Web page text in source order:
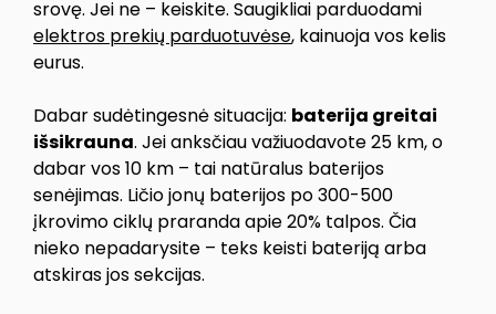
srovę. Jei ne – keiskite. Saugikliai parduodami
elektros prekių parduotuvėse, kainuoja vos kelis
eurus.
Dabar sudėtingesnė situacija: baterija greitai
išsikrauna. Jei anksčiau važiuodavote 25 km, o
dabar vos 10 km – tai natūralus baterijos
senėjimas. Ličio jonų baterijos po 300-500
įkrovimo ciklų praranda apie 20% talpos. Čia
nieko nepadarysite – teks keisti bateriją arba
atskiras jos sekcijas.